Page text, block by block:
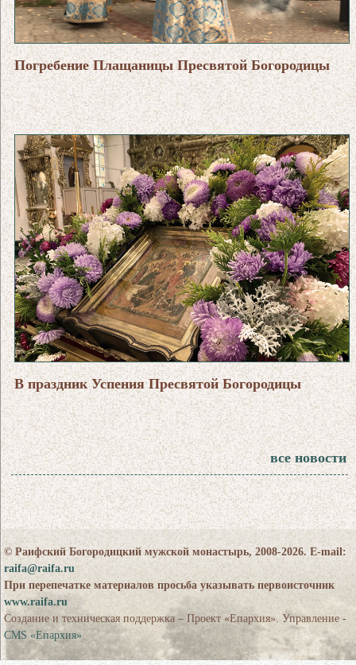
Погребение Плащаницы Пресвятой Богородицы
В праздник Успения Пресвятой Богородицы
все новости
© Раифский Богородицкий мужской монастырь, 2008-2026. E-mail:
raifa@raifa.ru
При перепечатке материалов просьба указывать первоисточник
www.raifa.ru
Создание и техническая поддержка – Проект «Епархия». Управление -
CMS «Епархия»